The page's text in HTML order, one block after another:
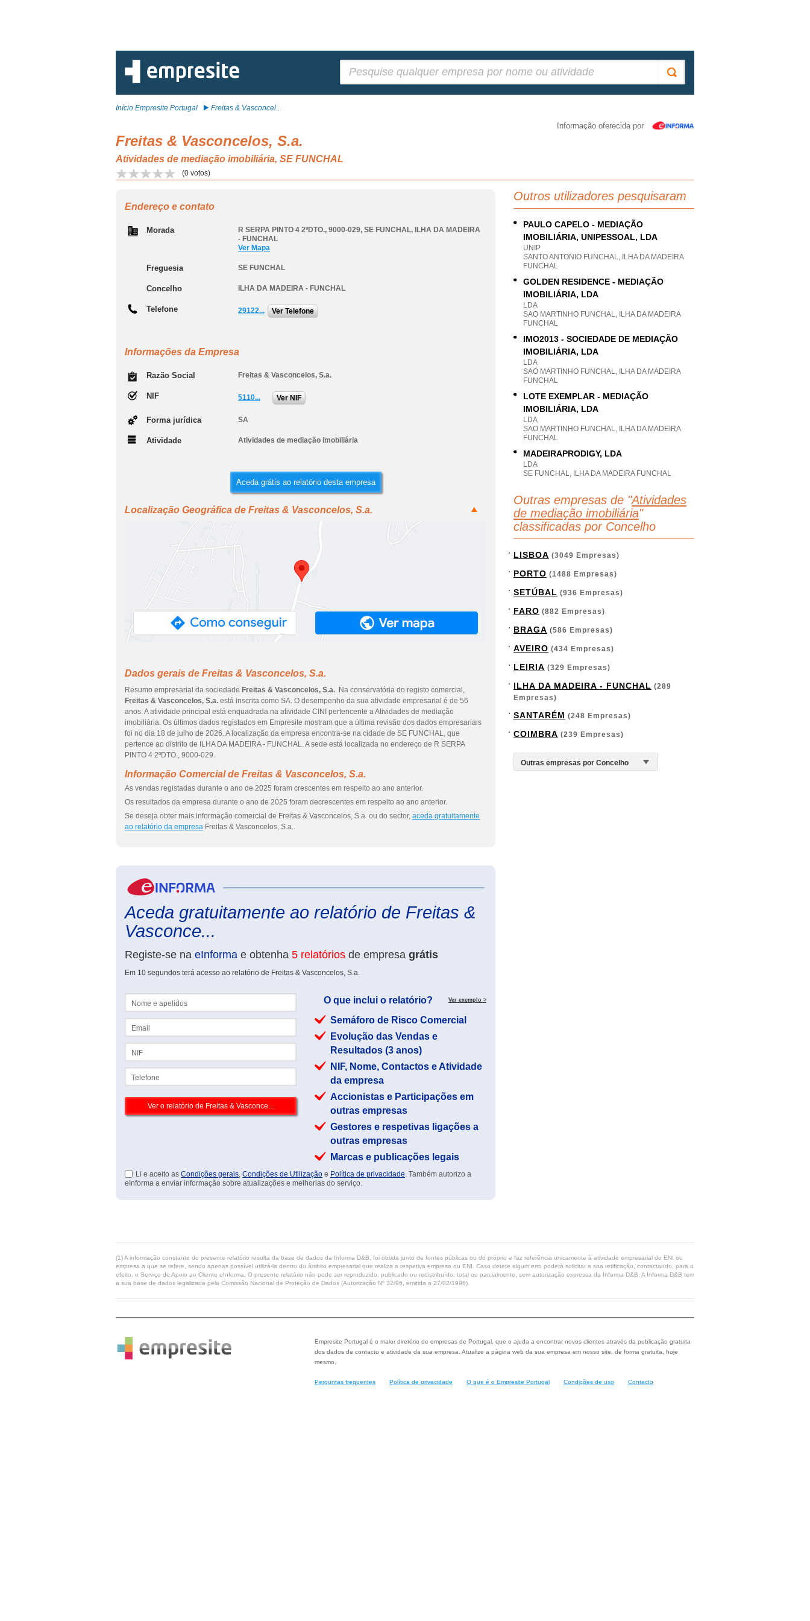
Início Empresite Portugal Freitas & Vasconcel...
Informação oferecida por
Freitas & Vasconcelos, S.a.
Atividades de mediação imobiliária, SE FUNCHAL
(0 votos)
Endereço e contato
Morada R SERPA PINTO 4 2ºDTO., 9000-029, SE FUNCHAL, ILHA DA MADEIRA
- FUNCHAL
Ver Mapa
Freguesia SE FUNCHAL
Concelho ILHA DA MADEIRA - FUNCHAL
Telefone 29122... Ver Telefone
Informações da Empresa
Razão Social Freitas & Vasconcelos, S.a.
NIF 5110... Ver NIF
Forma jurídica SA
Atividade Atividades de mediação imobiliária
Aceda grátis ao relatório desta empresa
Localização Geográfica de Freitas & Vasconcelos, S.a.
Dados gerais de Freitas & Vasconcelos, S.a.
Resumo empresarial da sociedade Freitas & Vasconcelos, S.a.. Na conservatória do registo comercial,
Freitas & Vasconcelos, S.a. está inscrita como SA. O desempenho da sua atividade empresarial é de 56
anos. A atividade principal está enquadrada na atividade CINI pertencente a Atividades de mediação
imobiliária. Os últimos dados registados em Empresite mostram que a última revisão dos dados empresariais
foi no dia 18 de julho de 2026. A localização da empresa encontra-se na cidade de SE FUNCHAL, que
pertence ao distrito de ILHA DA MADEIRA - FUNCHAL. A sede está localizada no endereço de R SERPA
PINTO 4 2ºDTO., 9000-029.
Informação Comercial de Freitas & Vasconcelos, S.a.
As vendas registadas durante o ano de 2025 foram crescentes em respeito ao ano anterior.
Os resultados da empresa durante o ano de 2025 foram decrescentes em respeito ao ano anterior.
Se deseja obter mais informação comercial de Freitas & Vasconcelos, S.a. ou do sector, aceda gratuitamente
ao relatório da empresa Freitas & Vasconcelos, S.a..
Aceda gratuitamente ao relatório de Freitas &
Vasconce...
Registe-se na eInforma e obtenha 5 relatórios de empresa grátis
Em 10 segundos terá acesso ao relatório de Freitas & Vasconcelos, S.a.
O que inclui o relatório? Ver exemplo >
Semáforo de Risco Comercial
Evolução das Vendas e
Resultados (3 anos)
NIF, Nome, Contactos e Atividade
da empresa
Accionistas e Participações em
outras empresas
Gestores e respetivas ligações a
outras empresas
Marcas e publicações legais
Li e aceito as Condições gerais, Condições de Utilização e Política de privacidade. Também autorizo a
eInforma a enviar informação sobre atualizações e melhorias do serviço.
Outros utilizadores pesquisaram
PAULO CAPELO - MEDIAÇÃO
IMOBILIÁRIA, UNIPESSOAL, LDA
UNIP
SANTO ANTONIO FUNCHAL, ILHA DA MADEIRA
FUNCHAL
GOLDEN RESIDENCE - MEDIAÇÃO
IMOBILIÁRIA, LDA
LDA
SAO MARTINHO FUNCHAL, ILHA DA MADEIRA
FUNCHAL
IMO2013 - SOCIEDADE DE MEDIAÇÃO
IMOBILIÁRIA, LDA
LDA
SAO MARTINHO FUNCHAL, ILHA DA MADEIRA
FUNCHAL
LOTE EXEMPLAR - MEDIAÇÃO
IMOBILIÁRIA, LDA
LDA
SAO MARTINHO FUNCHAL, ILHA DA MADEIRA
FUNCHAL
MADEIRAPRODIGY, LDA
LDA
SE FUNCHAL, ILHA DA MADEIRA FUNCHAL
Outras empresas de "Atividades
de mediação imobiliária"
classificadas por Concelho
LISBOA (3049 Empresas)
PORTO (1488 Empresas)
SETÚBAL (936 Empresas)
FARO (882 Empresas)
BRAGA (586 Empresas)
AVEIRO (434 Empresas)
LEIRIA (329 Empresas)
ILHA DA MADEIRA - FUNCHAL (289
Empresas)
SANTARÉM (248 Empresas)
COIMBRA (239 Empresas)
(1) A informação constante do presente relatório resulta da base de dados da Informa D&B, foi obtida junto de fontes públicas ou do próprio e faz referência unicamente à atividade empresarial do ENI ou
empresa a que se refere, sendo apenas possível utilizá-la dentro do âmbito empresarial que realiza a respetiva empresa ou ENI. Caso detete algum erro poderá solicitar a sua retificação, contactando, para o
efeito, o Serviço de Apoio ao Cliente eInforma. O presente relatório não pode ser reproduzido, publicado ou redistribuído, total ou parcialmente, sem autorização expressa da Informa D&B. A Informa D&B tem
a sua base de dados legalizada pela Comissão Nacional de Proteção de Dados (Autorização Nº 32/96, emitida a 27/02/1996).
Empresite Portugal é o maior diretório de empresas de Portugal, que o ajuda a encontrar novos clientes através da publicação gratuita
dos dados de contacto e atividade da sua empresa. Atualize a página web da sua empresa em nosso site, de forma gratuita, hoje
mesmo.
Perguntas frequentes Política de privacidade O que é o Empresite Portugal Condições de uso Contacto